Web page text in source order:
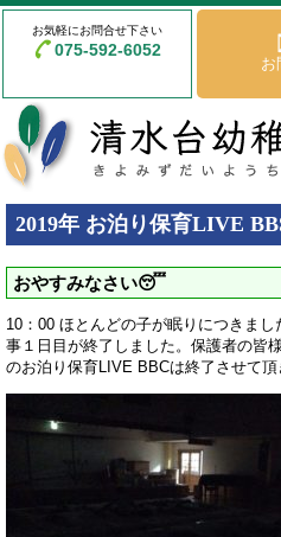
お気軽にお問合せ下さい
075-592-6052
お
2019年 お泊り保育LIVE
おやすみなさい😴
10：00 ほとんどの子が眠りにつきま
事１日目が終了しました。保護者の皆
のお泊り保育LIVE BBCは終了させて